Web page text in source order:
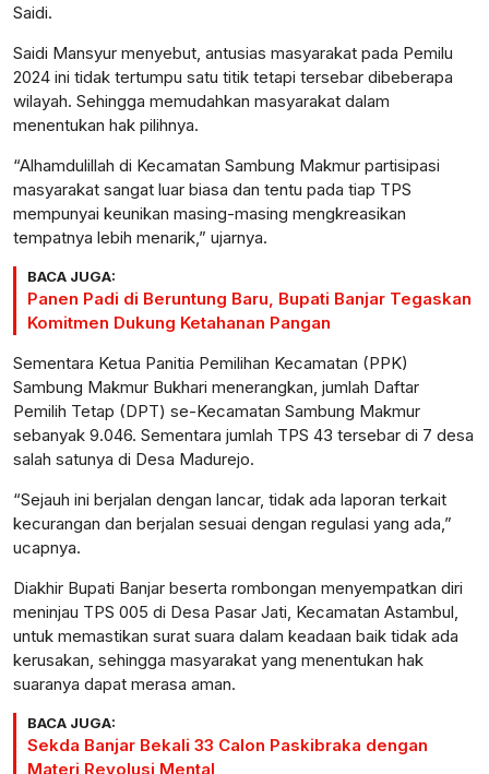
Saidi.
Saidi Mansyur menyebut, antusias masyarakat pada Pemilu
2024 ini tidak tertumpu satu titik tetapi tersebar dibeberapa
wilayah. Sehingga memudahkan masyarakat dalam
menentukan hak pilihnya.
“Alhamdulillah di Kecamatan Sambung Makmur partisipasi
masyarakat sangat luar biasa dan tentu pada tiap TPS
mempunyai keunikan masing-masing mengkreasikan
tempatnya lebih menarik,” ujarnya.
BACA JUGA:
Panen Padi di Beruntung Baru, Bupati Banjar Tegaskan
Komitmen Dukung Ketahanan Pangan
Sementara Ketua Panitia Pemilihan Kecamatan (PPK)
Sambung Makmur Bukhari menerangkan, jumlah Daftar
Pemilih Tetap (DPT) se-Kecamatan Sambung Makmur
sebanyak 9.046. Sementara jumlah TPS 43 tersebar di 7 desa
salah satunya di Desa Madurejo.
“Sejauh ini berjalan dengan lancar, tidak ada laporan terkait
kecurangan dan berjalan sesuai dengan regulasi yang ada,”
ucapnya.
Diakhir Bupati Banjar beserta rombongan menyempatkan diri
meninjau TPS 005 di Desa Pasar Jati, Kecamatan Astambul,
untuk memastikan surat suara dalam keadaan baik tidak ada
kerusakan, sehingga masyarakat yang menentukan hak
suaranya dapat merasa aman.
BACA JUGA:
Sekda Banjar Bekali 33 Calon Paskibraka dengan
Materi Revolusi Mental